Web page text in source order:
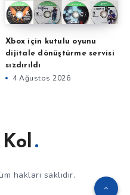
Xbox için kutulu oyunu
dijitale dönüştürme servisi
sızdırıldı
4 Ağustos 2026
hakları saklıdır.